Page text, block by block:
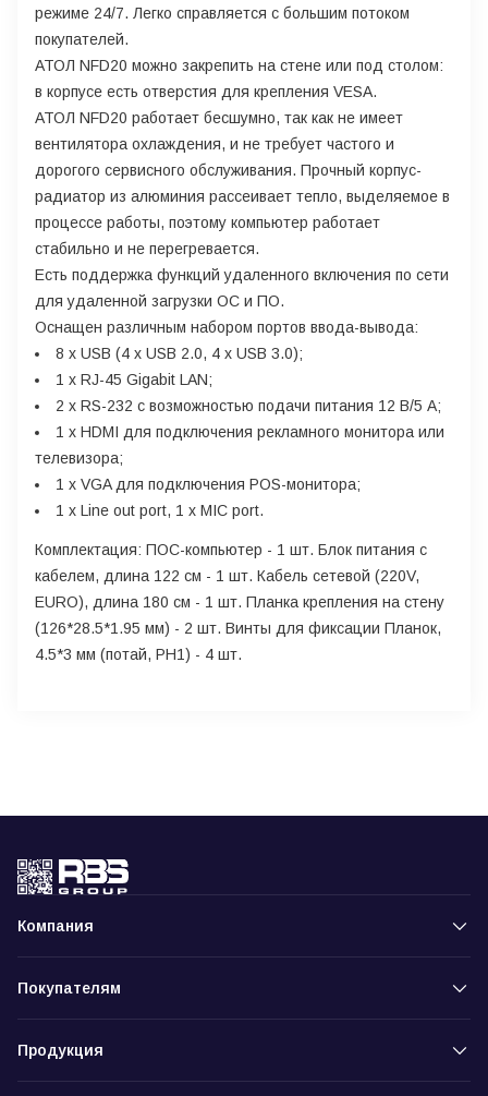
режиме 24/7. Легко справляется с большим потоком
покупателей.
АТОЛ NFD20 можно закрепить на стене или под столом:
в корпусе есть отверстия для крепления VESA.
АТОЛ NFD20 работает бесшумно, так как не имеет
вентилятора охлаждения, и не требует частого и
дорогого сервисного обслуживания. Прочный корпус-
радиатор из алюминия рассеивает тепло, выделяемое в
процессе работы, поэтому компьютер работает
стабильно и не перегревается.
Есть поддержка функций удаленного включения по сети
для удаленной загрузки ОС и ПО.
Оснащен различным набором портов ввода-вывода:
8 х USB (4 х USB 2.0, 4 x USB 3.0);
1 х RJ-45 Gigabit LAN;
2 х RS-232 с возможностью подачи питания 12 В/5 А;
1 x HDMI для подключения рекламного монитора или
телевизора;
1 x VGA для подключения POS-монитора;
1 х Line out port, 1 х MIC port.
Комплектация: ПОС-компьютер - 1 шт. Блок питания с
кабелем, длина 122 см - 1 шт. Кабель сетевой (220V,
EURO), длина 180 см - 1 шт. Планка крепления на стену
(126*28.5*1.95 мм) - 2 шт. Винты для фиксации Планок,
4.5*3 мм (потай, PH1) - 4 шт.
Компания
Покупателям
Продукция